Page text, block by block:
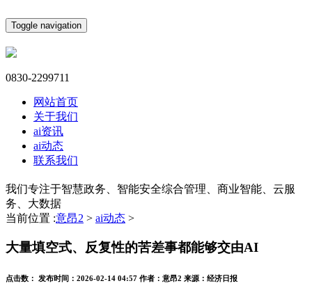
Toggle navigation
0830-2299711
网站首页
关于我们
ai资讯
ai动态
联系我们
我们专注于智慧政务、智能安全综合管理、商业智能、云服
务、大数据
当前位置 :意昂2 > ai动态 >
大量填空式、反复性的苦差事都能够交由AI
点击数： 发布时间： 2026-02-14 04:57 作者： 意昂2 来源： 经济日报